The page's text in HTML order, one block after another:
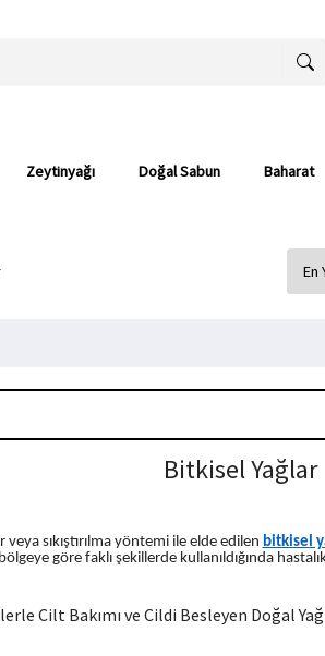
Zeytinyağı Doğal Sabun Baharat
Bitkisel Yağlar
sıkıştırılma yöntemi ile elde edilen bitkisel
göre faklı şekillerde kullanıldığında
Cilt Bakımı ve Cildi Besleyen Doğal